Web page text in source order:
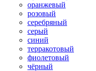
оранжевый
розовый
серебряный
серый
синий
терракотовый
фиолетовый
чёрный